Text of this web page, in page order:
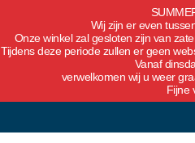
Wij zijn er even
Onze winkel zal gesloten zijn van
Tijdens deze periode zullen er geen
Vanaf
verwelkomen wij u weer
Fijne